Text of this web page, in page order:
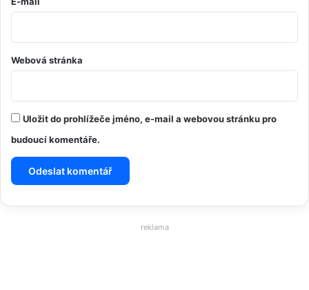
Webová stránka
Uložit do prohlížeče jméno, e-mail a webovou stránku pro
budoucí komentáře.
reklama